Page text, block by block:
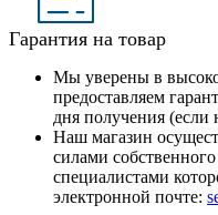
Гарантия на товар
Мы уверены в
предоставляем
дня получения (если
Наш магазин
силами
специалистами
электронной почте: